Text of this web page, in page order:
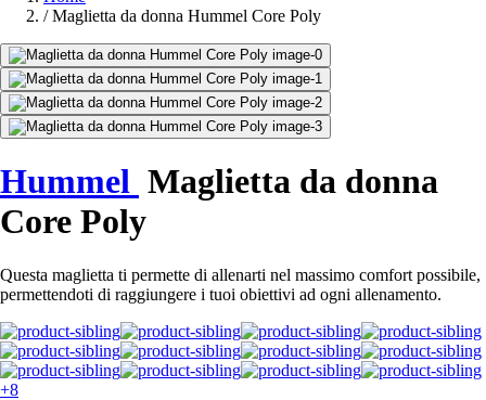
/ Maglietta da donna Hummel Core Poly
Hummel Maglietta da donna
Core Poly
Questa maglietta ti permette di allenarti nel massimo comfort possibile,
permettendoti di raggiungere i tuoi obiettivi ad ogni allenamento.
+8